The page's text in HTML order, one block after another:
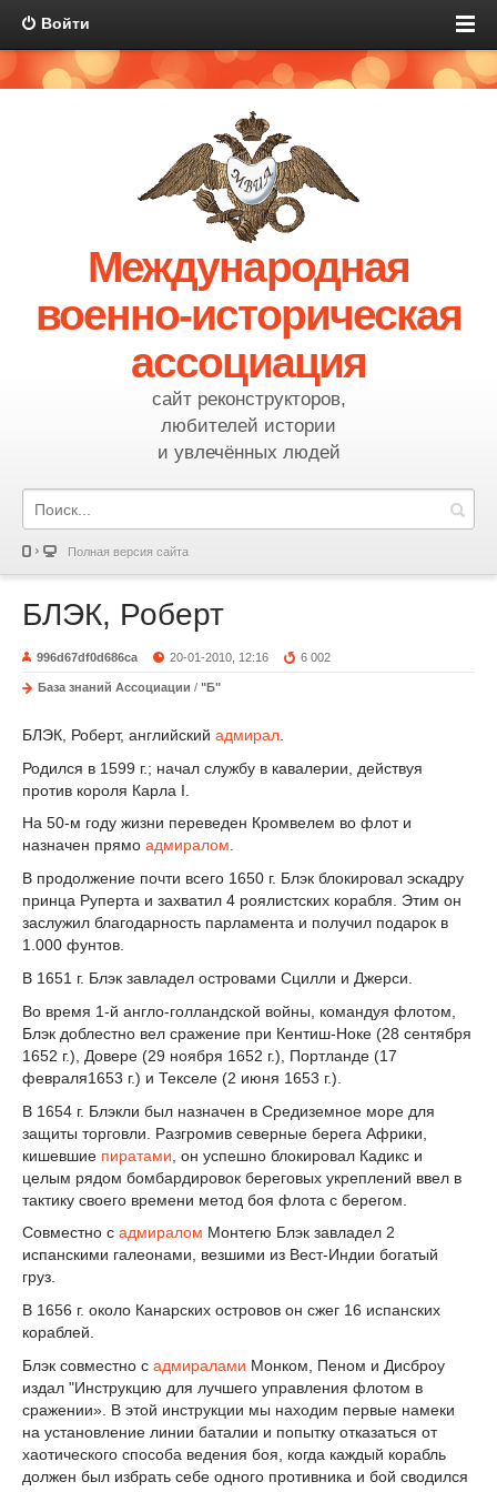
Войти
Международная
военно-историческая
ассоциация
сайт реконструкторов,
любителей истории
и увлечённых людей
Полная версия сайта
БЛЭК, Роберт
996d67df0d686ca 20-01-2010, 12:16 6 002
База знаний Ассоциации / "Б"
БЛЭК, Роберт, английский адмирал
Родился в 1599 г.; начал службу в кавалерии, действуя
против короля Карла I.
На 50-м году жизни переведен Кромвелем во флот и
назначен прямо адмиралом.
В продолжение почти всего 1650 г. Блэк блокировал эскадру
принца Руперта и захватил 4 роялистских корабля. Этим он
заслужил благодарность парламента и получил подарок в
1.000 фунтов.
В 1651 г. Блэк завладел островами Сцилли и Джерси.
Во время 1-й англо-голландской войны, командуя флотом,
Блэк доблестно вел сражение при Кентиш-Ноке (28 сентября
1652 г.), Довере (29 ноября 1652 г.), Портланде (17
февраля1653 г.) и Текселе (2 июня 1653 г.).
В 1654 г. Блэкли был назначен в Средиземное море для
защиты торговли. Разгромив северные берега Африки,
кишевшие пиратами , он успешно блокировал Кадикс и
целым рядом бомбардировок береговых укреплений ввел в
тактику своего времени метод боя флота с берегом.
Совместно с адмиралом Монтегю Блэк завладел 2
испанскими галеонами, везшими из Вест-Индии богатый
груз.
В 1656 г. около Канарских островов он сжег 16 испанских
кораблей.
Блэк совместно с адмиралами Монком, Пеном и Дисброу
издал "Инструкцию для лучшего управления флотом в
сражении». В этой инструкции мы находим первые намеки
на установление линии баталии и попытку отказаться от
хаотического способа ведения боя, когда каждый корабль
должен был избрать себе одного противника и бой сводился